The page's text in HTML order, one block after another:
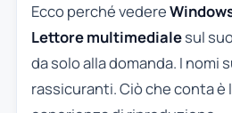
Ecco perché vedere
Lettore multimedialesul
da solo alla domanda. I nomi
rassicuranti. Ciò che conta è